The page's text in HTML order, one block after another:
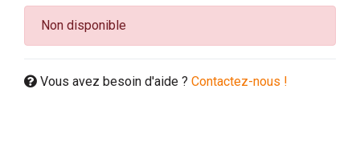
Non disponible
Vous avez besoin d'aide ? Contactez-nous !